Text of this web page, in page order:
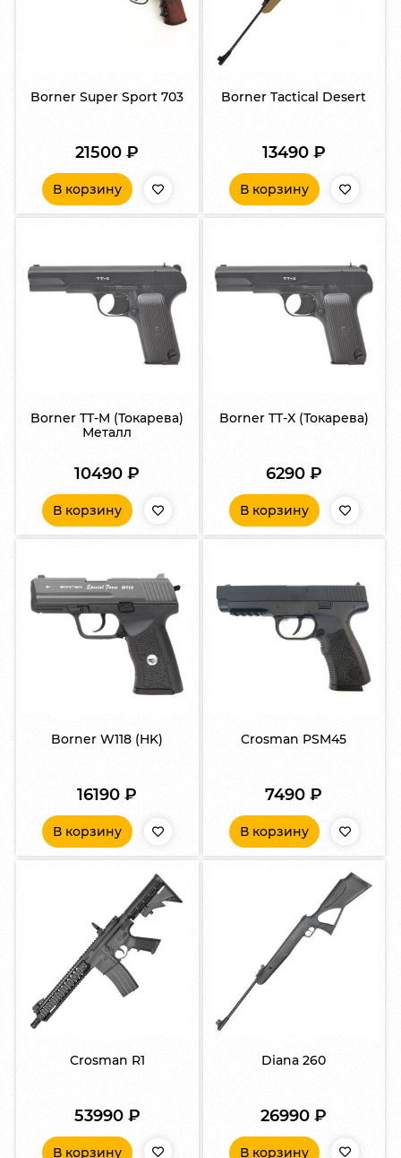
Borner Super Sport 703
21500₽
В корзину
Borner Tactical Desert
13490 ₽
В корзину
Borner TT-M (Токарева)
Металл
10490₽
В корзину
Borner TT-X (Токарева)
6290 ₽
В корзину
Borner W118 (HK)
16190₽
В корзину
Crosman PSM45
7490₽
В корзину
Crosman R1
53990 ₽
В корзину
Diana 260
26990₽
В корзину